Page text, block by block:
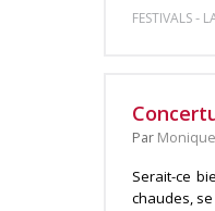
FESTIVALS-
Par
Serait-ce
chaudes,